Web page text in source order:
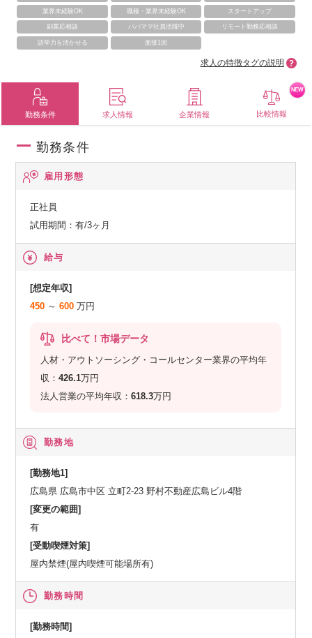
業界未経験OK 職種・業界未経験OK スタートアップ
副業応相談 パパママ社員活躍中 リモート勤務応相談
語学力を活かせる 面接1回
求人の特徴タグの説明
勤務条件 求人情報 企業情報 比較情報
NEW
勤務条件
雇用形態
正社員
試用期間：有/3ヶ月
給与
[想定年収]
450 ～600 万円
比べて！市場データ
人材・アウトソーシング・コールセンター業界の平均年
収：426.1万円
法人営業の平均年収：618.3万円
勤務地
[勤務地1]
広島県 広島市中区 立町2-23 野村不動産広島ビル4階
[変更の範囲]
有
[受動喫煙対策]
屋内禁煙(屋内喫煙可能場所有)
勤務時間
[勤務時間]